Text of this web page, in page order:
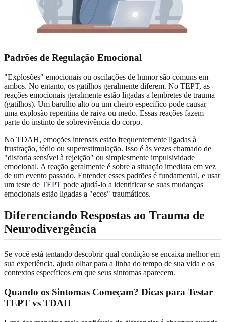
Padrões de Regulação Emocional
"Explosões" emocionais ou oscilações de humor são comuns em
ambos. No entanto, os gatilhos geralmente diferem. No TEPT, as
reações emocionais geralmente estão ligadas a lembretes de trauma
(gatilhos). Um barulho alto ou um cheiro específico pode causar
uma explosão repentina de raiva ou medo. Essas reações fazem
parte do instinto de sobrevivência do corpo.
No TDAH, emoções intensas estão frequentemente ligadas à
frustração, tédio ou superestimulação. Isso é às vezes chamado de
"disforia sensível à rejeição" ou simplesmente impulsividade
emocional. A reação geralmente é sobre a situação imediata em vez
de um evento passado. Entender esses padrões é fundamental, e usar
um teste de TEPT pode ajudá-lo a identificar se suas mudanças
emocionais estão ligadas a "ecos" traumáticos.
Diferenciando Respostas ao Trauma de
Neurodivergência
Se você está tentando descobrir qual condição se encaixa melhor em
sua experiência, ajuda olhar para a linha do tempo de sua vida e os
contextos específicos em que seus sintomas aparecem.
Quando os Sintomas Começam? Dicas para Testar
TEPT vs TDAH